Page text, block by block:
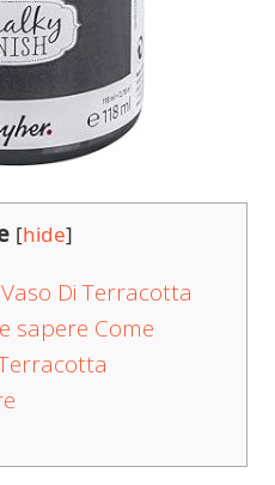
[hide]
Di Terracotta
sapere Come